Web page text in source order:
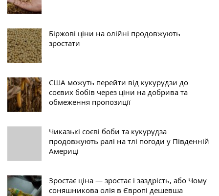
Біржові ціни на олійні продовжують
зростати
США можуть перейти від кукурудзи до
соєвих бобів через ціни на добрива та
обмеження пропозиції
Чиказькі соєві боби та кукурудза
продовжують ралі на тлі погоди у Південній
Америці
Зростає ціна — зростає і заздрість, або Чому
соняшникова олія в Європі дешевша